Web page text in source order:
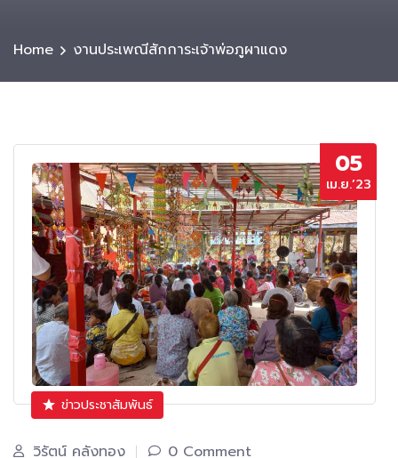
Home งานประเพณีสักการะเจ้าพ่อภูผาแดง
05
เม.ย.’23
ข่าวประชาสัมพันธ์
วิรัตน์ คลังทอง 0 Comment